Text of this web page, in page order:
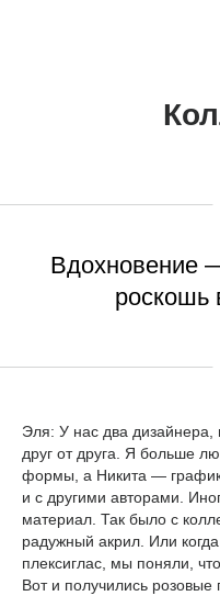
Вдохновение
роскошь
Эля: У нас два дизайнера,
друг от друга. Я больше
формы, а Никита —
и с другими авторами.
материал. Так было с
радужный акрил. Или
плексиглас, мы поняли,
Вот и получились розовые